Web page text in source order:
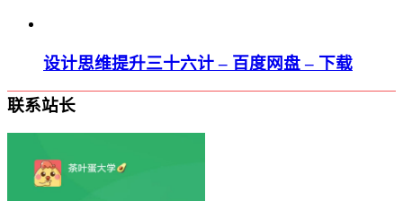
设计思维提升三十六计 – 百度网盘 – 下载
联系站长